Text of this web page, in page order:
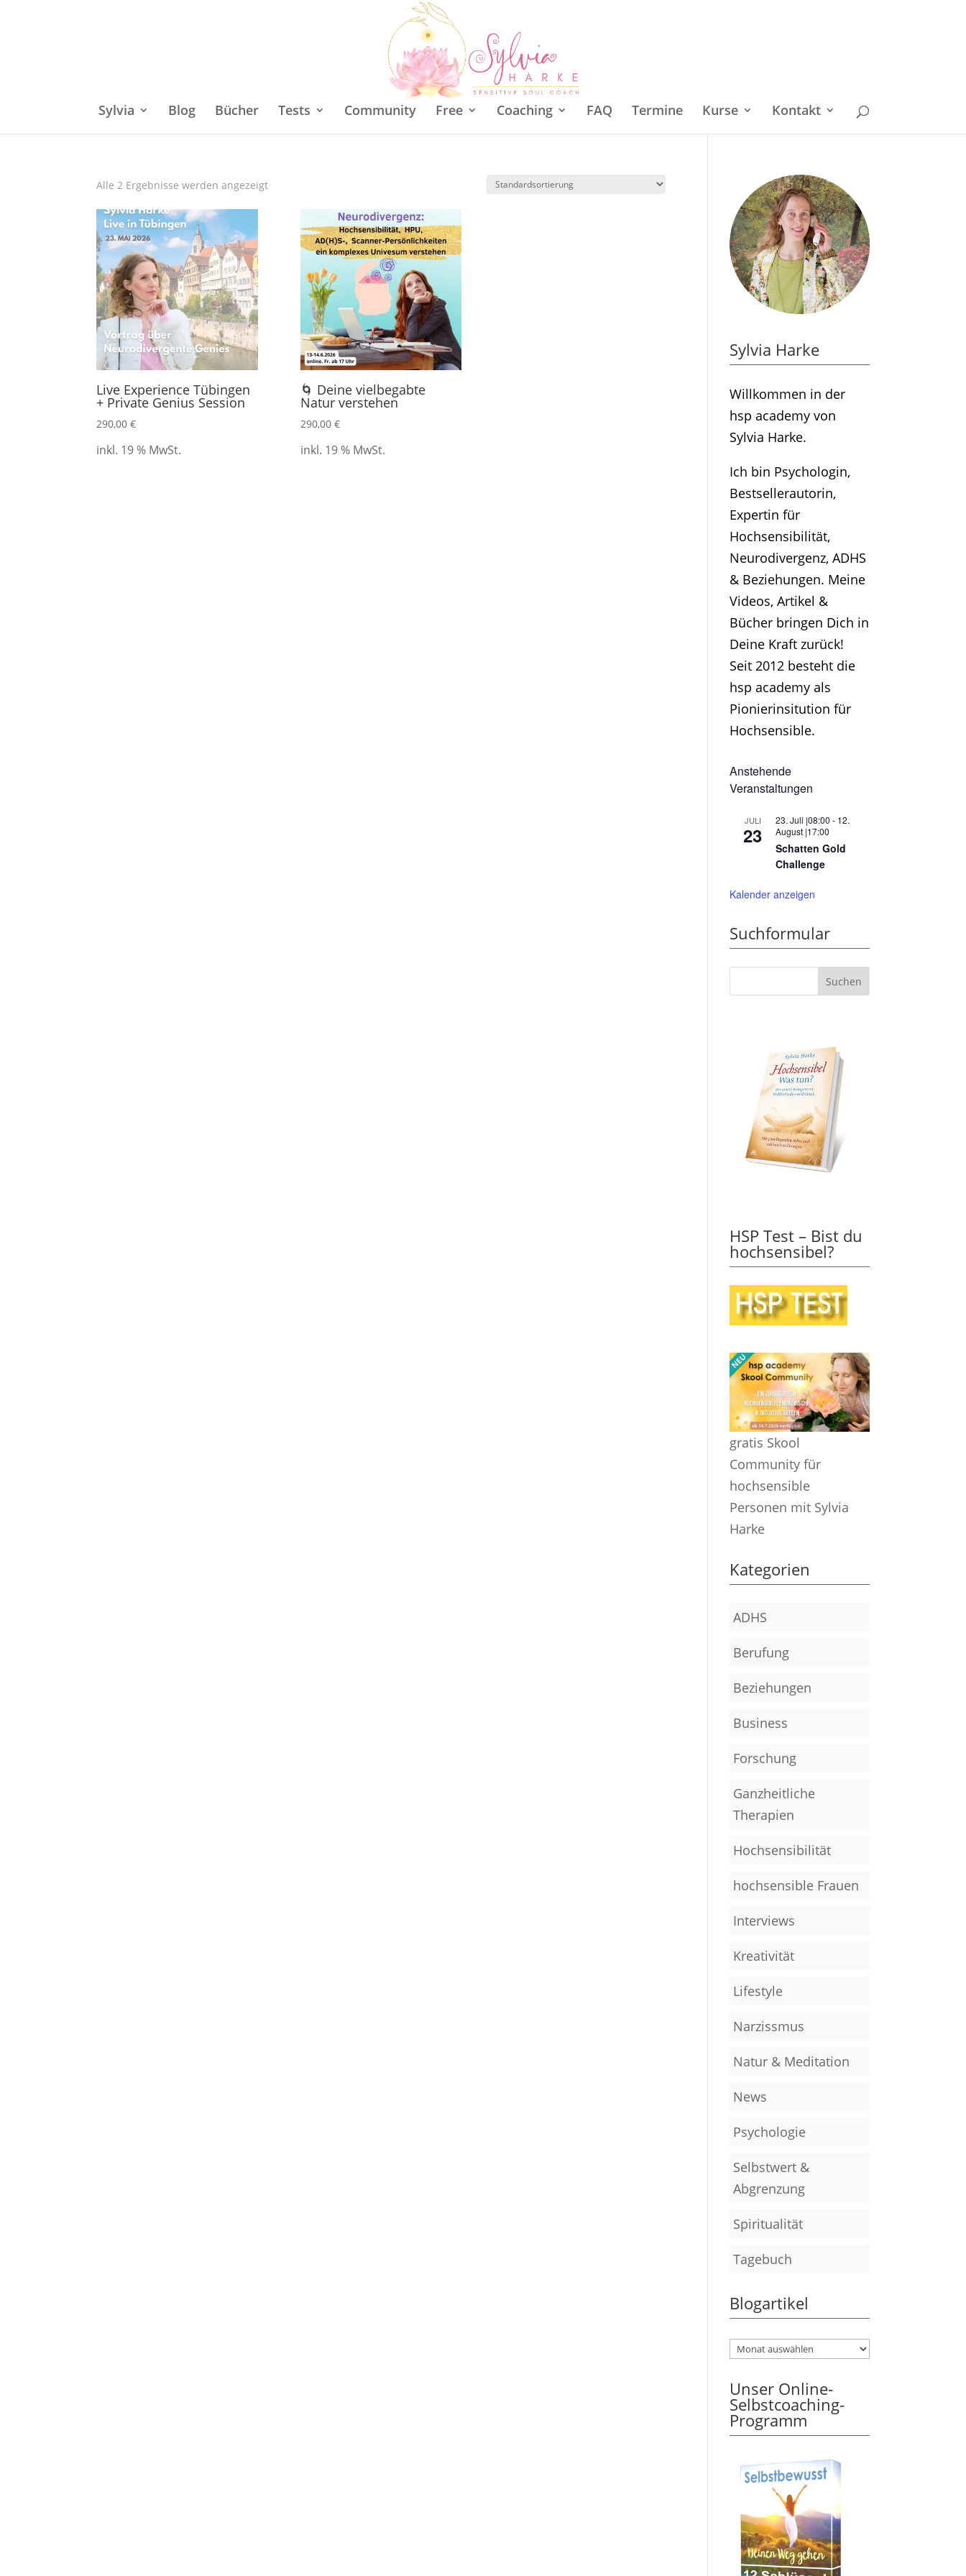
Sylvia Blog Bücher Tests Community Free Coaching FAQ Termine Kurse Kontakt
Alle 2 Ergebnisse werden angezeigt
Live Experience Tübingen
+ Private Genius Session
290,00€
inkl. 19 % MwSt.
🌀 Deine vielbegabte
Natur verstehen
290,00 €
inkl. 19 % MwSt.
Sylvia Harke
Willkommen in der
hsp academy von
Sylvia Harke.
Ich bin Psychologin,
Bestsellerautorin,
Expertin für
Hochsensibilität,
Neurodivergenz, ADHS
& Beziehungen. Meine
Videos, Artikel &
Bücher bringen Dich in
Deine Kraft zurück!
Seit 2012 besteht die
hsp academy als
Pionierinsitution für
Hochsensible.
Anstehende
Veranstaltungen
JULI
23
23. Juli |08:00 - 12.
August |17:00
Schatten Gold
Challenge
Kalender anzeigen
Suchformular
HSP Test – Bist du
hochsensibel?
gratis Skool
Community für
hochsensible
Personen mit Sylvia
Harke
Kategorien
ADHS
Berufung
Beziehungen
Business
Forschung
Ganzheitliche
Therapien
Hochsensibilität
hochsensible Frauen
Interviews
Kreativität
Lifestyle
Narzissmus
Natur & Meditation
News
Psychologie
Selbstwert &
Abgrenzung
Spiritualität
Tagebuch
Blogartikel
Unser Online-
Selbstcoaching-
Programm